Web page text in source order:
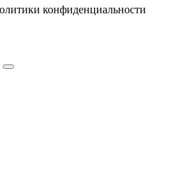
конфиденциальности
Search